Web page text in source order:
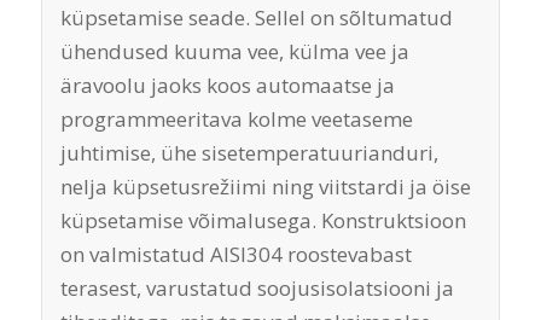
küpsetamise seade. Sellel on sõltumatud
ühendused kuuma vee, külma vee ja
äravoolu jaoks koos automaatse ja
programmeeritava kolme veetaseme
juhtimise, ühe sisetemperatuurianduri,
nelja küpsetusrežiimi ning viitstardi ja öise
küpsetamise võimalusega. Konstruktsioon
on valmistatud AISI304 roostevabast
terasest, varustatud soojusisolatsiooni ja